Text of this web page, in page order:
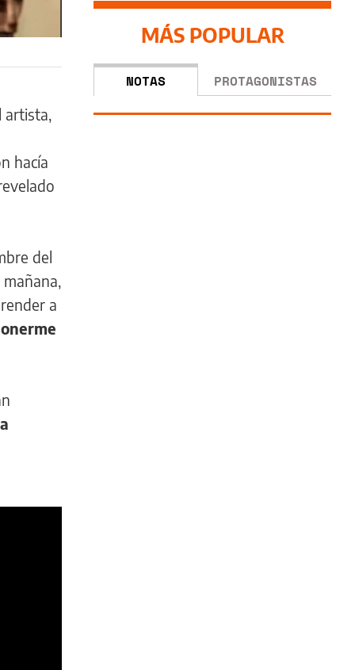
artista,
hacía
del
a
MÁS POPULAR
NOTAS PROTAGONISTAS